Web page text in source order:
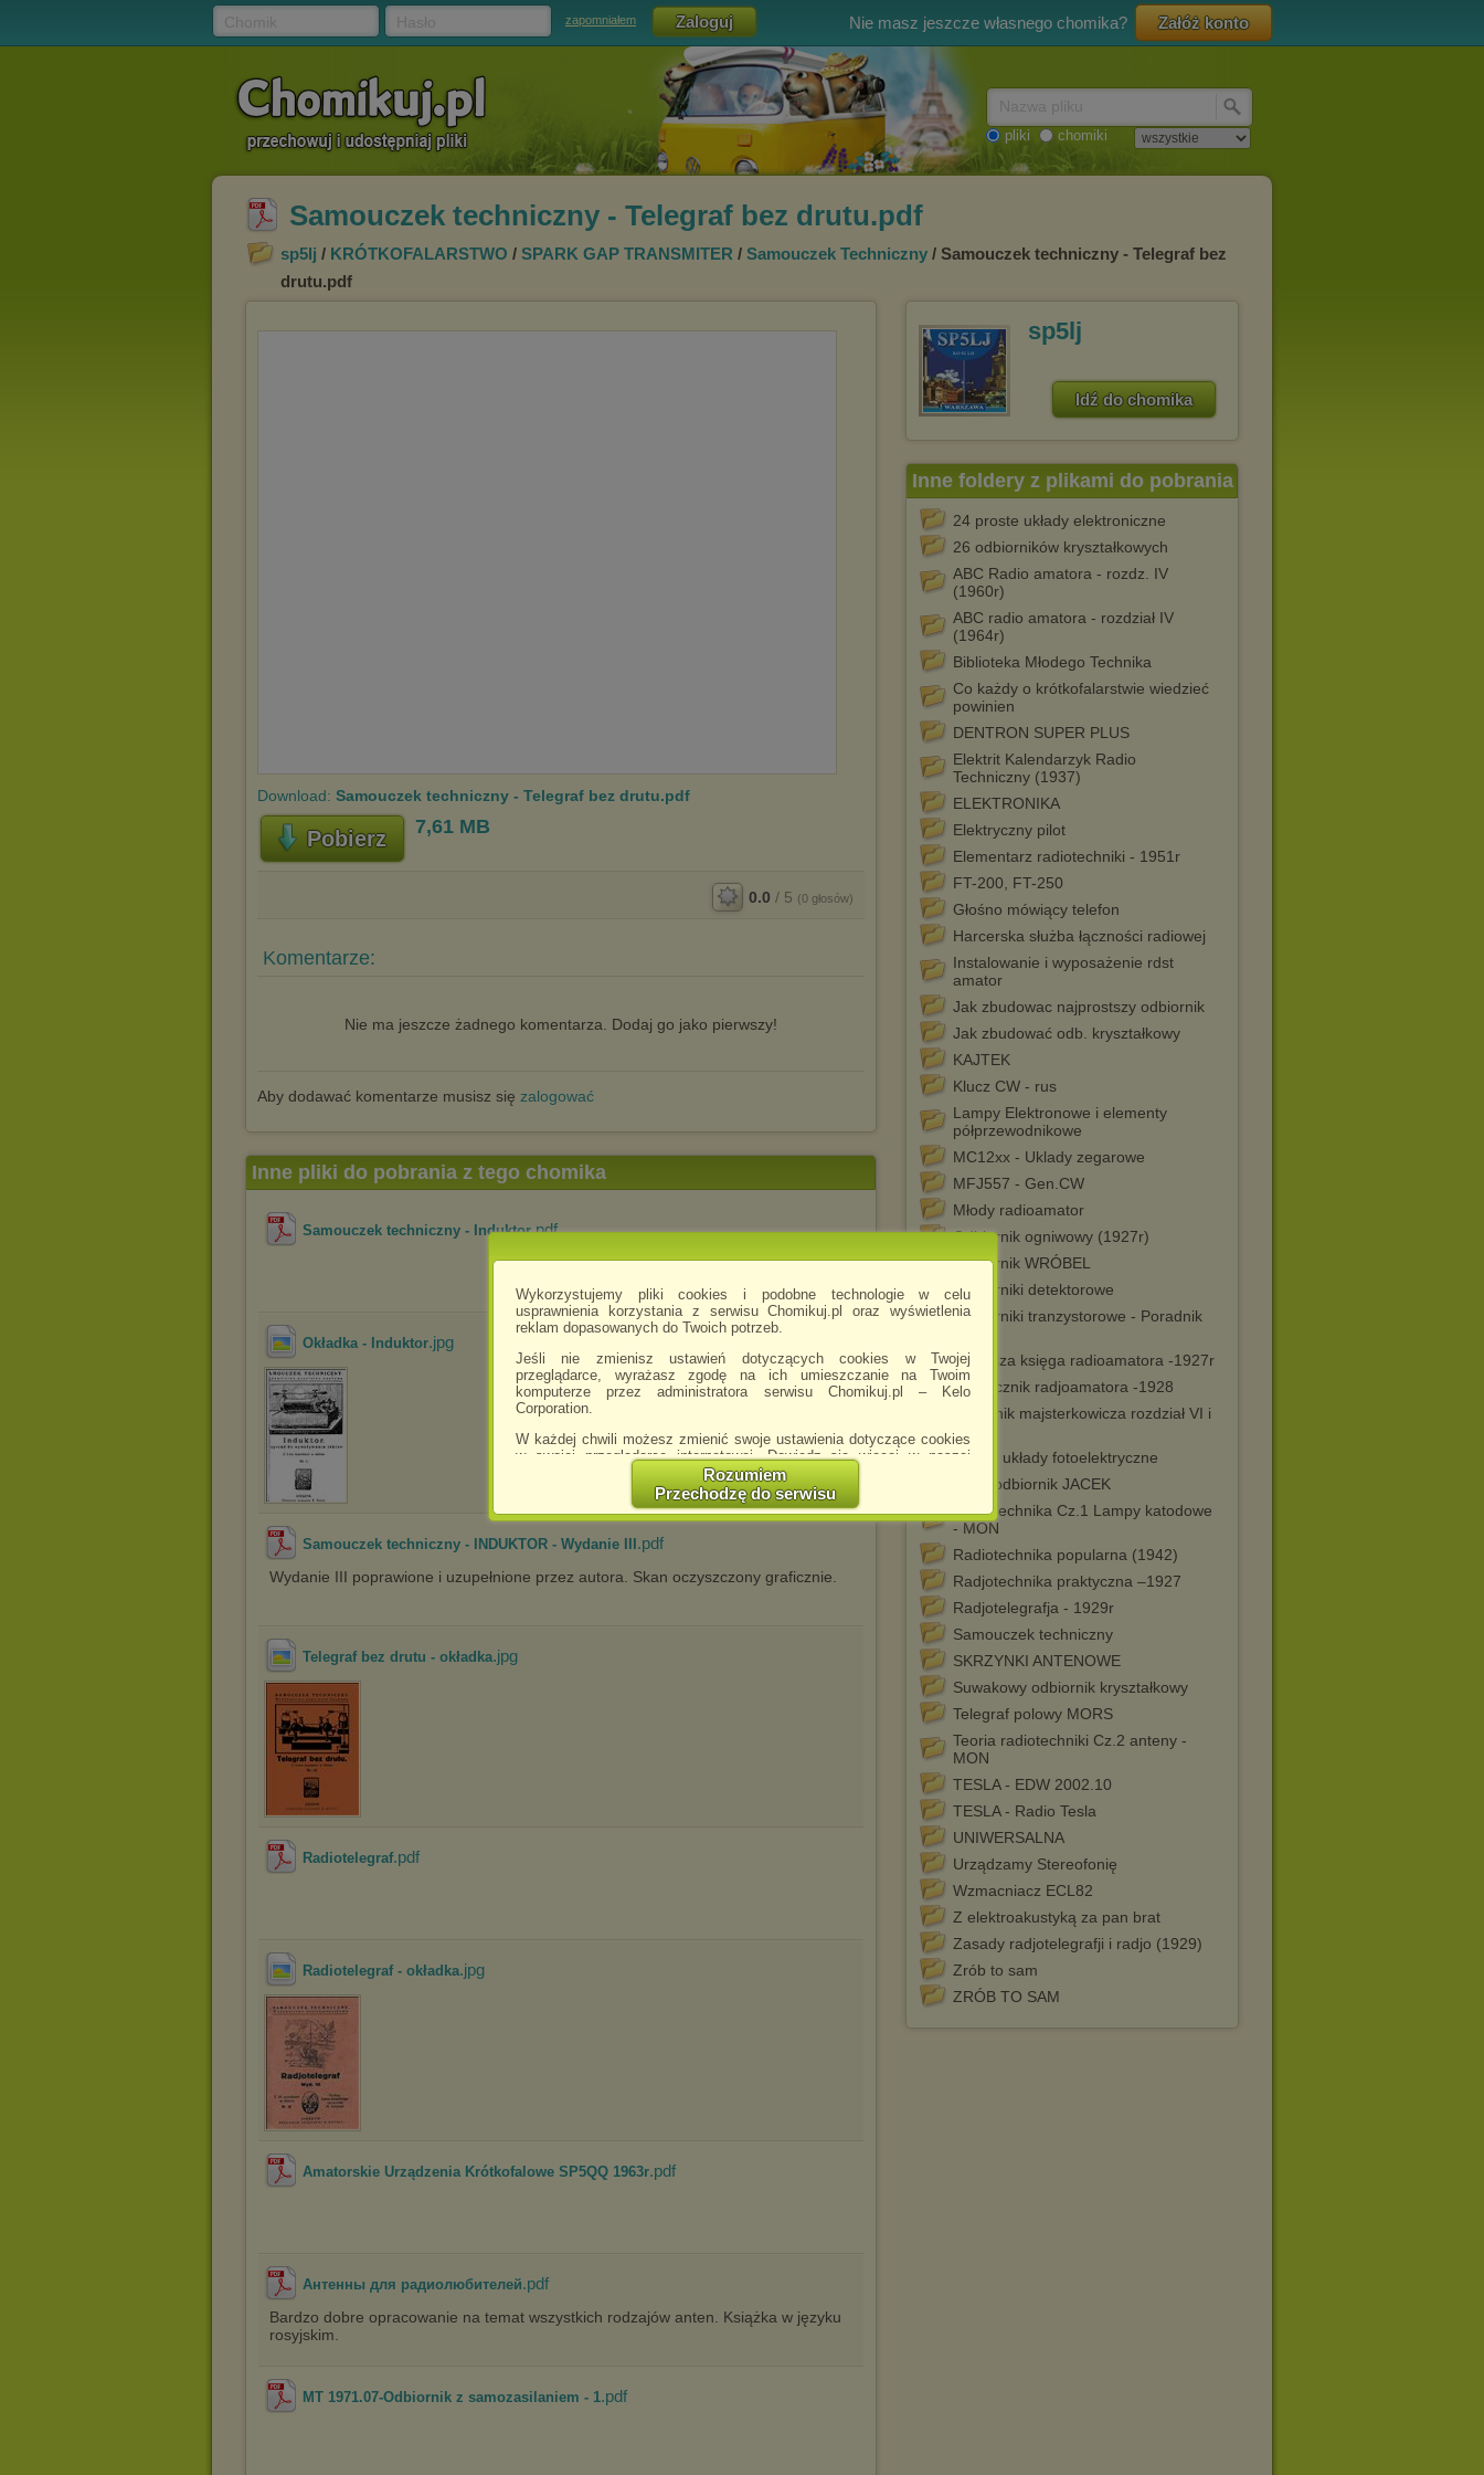
Wykorzystujemy pliki cookies i podobne technologie w celu
usprawnienia korzystania z serwisu Chomikuj.pl oraz wyświetlenia
reklam dopasowanych do Twoich potrzeb.
Jeśli nie zmienisz ustawień dotyczących cookies w Twojej
przeglądarce, wyrażasz zgodę na ich umieszczanie na Twoim
komputerze przez administratora serwisu Chomikuj.pl – Kelo
Corporation.
W każdej chwili możesz zmienić swoje ustawienia dotyczące cookies
w swojej przeglądarce internetowej. Dowiedz się więcej w naszej
http://chomikuj.pl/PolitykaPrywatnosci.aspx
Jednocześnie informujemy że zmiana ustawień przeglądarki może
spowodować ograniczenie korzystania ze strony Chomikuj.pl.
W przypadku braku twojej zgody na akceptację cookies niestety
prosimy o opuszczenie serwisu chomikuj.pl.
Zaufanych Partnerów
(dostosowanie reklam do Twoich potrzeb, analiza skuteczności działań
Wyrażenie sprzeciwu spowoduje, że wyświetlana Ci reklama nie
będzie dopasowana do Twoich preferencji, a będzie to reklama
Istnieje możliwość zmiany ustawień przeglądarki internetowej w
sposób uniemożliwiający przechowywanie plików cookies na
urządzeniu końcowym. Można również usunąć pliki cookies,
dokonując odpowiednich zmian w ustawieniach przeglądarki
Pełną informację na ten temat znajdziesz pod adresem
Rozumiem
Przechodzę do serwisu
zapomniałem Nie masz jeszcze własnego chomika? Załóż konto
pliki chomiki
Samouczek techniczny - Telegraf bez drutu.pdf
sp5lj / KRÓTKOFALARSTWO / SPARK GAP TRANSMITER / Samouczek Techniczny / Samouczek techniczny - Telegraf bez
drutu.pdf
Download: Samouczek techniczny - Telegraf bez drutu.pdf
Pobierz 7,61 MB
0.0 / 5 (0 głosów)
Komentarze:
Nie ma jeszcze żadnego komentarza. Dodaj go jako pierwszy!
Aby dodawać komentarze musisz się zalogować
sp5lj
Idź do chomika
Inne foldery z plikami do pobrania
24 proste układy elektroniczne
26 odbiorników kryształkowych
ABC Radio amatora - rozdz. IV
(1960r)
ABC radio amatora - rozdział IV
(1964r)
Biblioteka Młodego Technika
Co każdy o krótkofalarstwie wiedzieć
powinien
DENTRON SUPER PLUS
Elektrit Kalendarzyk Radio
Techniczny (1937)
ELEKTRONIKA
Elektryczny pilot
Elementarz radiotechniki - 1951r
FT-200, FT-250
Głośno mówiący telefon
Harcerska służba łączności radiowej
Instalowanie i wyposażenie rdst
amator
Jak zbudowac najprostszy odbiornik
Jak zbudować odb. kryształkowy
KAJTEK
Klucz CW - rus
Lampy Elektronowe i elementy
półprzewodnikowe
MC12xx - Uklady zegarowe
MFJ557 - Gen.CW
Młody radioamator
Odbiornik ogniwowy (1927r)
Odbiornik WRÓBEL
Odbiorniki detektorowe
Odbiorniki tranzystorowe - Poradnik
Pierwsza księga radioamatora -1927r
Podręcznik radjoamatora -1928
Poradnik majsterkowicza rozdział VI i
X
Proste układy fotoelektryczne
Radioodbiornik JACEK
Radiotechnika Cz.1 Lampy katodowe
- MON
Radiotechnika popularna (1942)
Radjotechnika praktyczna –1927
Radjotelegrafja - 1929r
Samouczek techniczny
SKRZYNKI ANTENOWE
Suwakowy odbiornik kryształkowy
Telegraf polowy MORS
Teoria radiotechniki Cz.2 anteny -
MON
TESLA - EDW 2002.10
TESLA - Radio Tesla
UNIWERSALNA
Urządzamy Stereofonię
Wzmacniacz ECL82
Z elektroakustyką za pan brat
Zasady radjotelegrafji i radjo (1929)
Zrób to sam
ZRÓB TO SAM
Inne pliki do pobrania z tego chomika
Samouczek techniczny - Induktor.pdf
Okładka - Induktor.jpg
Samouczek techniczny - INDUKTOR - Wydanie III .pdf
Wydanie III poprawione i uzupełnione przez autora. Skan oczyszczony graficznie.
Telegraf bez drutu - okładka.jpg
Radiotelegraf.pdf
Radiotelegraf - okładka.jpg
Amatorskie Urządzenia Krótkofalowe SP5QQ 1963r.pdf
Антенны для радиолюбителей.pdf
Bardzo dobre opracowanie na temat wszystkich rodzajów anten. Książka w języku
rosyjskim.
MT 1971.07-Odbiornik z samozasilaniem - 1.pdf